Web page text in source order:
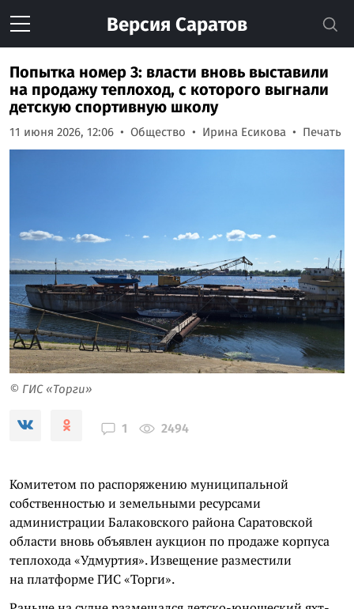
Версия Саратов
Попытка номер 3: власти вновь выставили
на продажу теплоход, с которого выгнали
детскую спортивную школу
11 июня 2026, 12:06 Общество Ирина Есикова Печать
© ГИС «Торги»
1 2494
Комитетом по распоряжению муниципальной
собственностью и земельными ресурсами
администрации Балаковского района Саратовской
области вновь объявлен аукцион по продаже корпуса
теплохода «Удмуртия». Извещение разместили
на платформе ГИС «Торги».